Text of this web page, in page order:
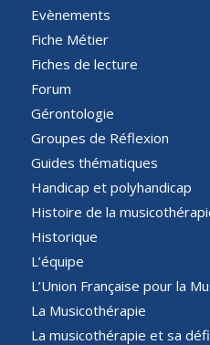
Evènements
Fiche Métier
Fiches de lecture
Forum
Gérontologie
Groupes de Réflexion
Guides thématiques
Handicap et polyhandicap
Histoire de la
Historique
L’équipe
L’Union Française pour la
La Musicothérapie
La musicothérapie et sa